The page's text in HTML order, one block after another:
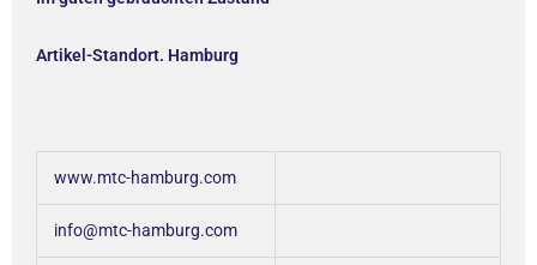
Artikel-Standort. Hamburg
www.mtc-hamburg.com
info@mtc-hamburg.com